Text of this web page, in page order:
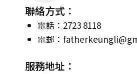
聯絡方式：
電話：2723 8118
電郵：
服務地址：